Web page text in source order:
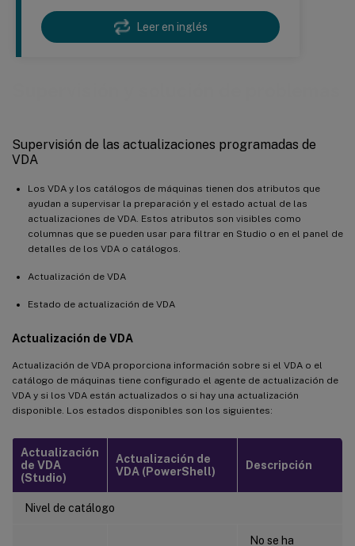
Leer en inglés
Supervisión de las actualizaciones programadas de
VDA
Los VDA y los catálogos de máquinas tienen dos atributos que
ayudan a supervisar la preparación y el estado actual de las
actualizaciones de VDA. Estos atributos son visibles como
columnas que se pueden usar para filtrar en Studio o en el panel de
detalles de los VDA o catálogos.
Actualización de VDA
Estado de actualización de VDA
Actualización de VDA
Actualización de VDA proporciona información sobre si el VDA o el
catálogo de máquinas tiene configurado el agente de actualización de
VDA y si los VDA están actualizados o si hay una actualización
disponible. Los estados disponibles son los siguientes:
Actualización
de VDA
(Studio)
Actualización de
VDA (PowerShell)
Descripción
Nivel de catálogo
No se ha